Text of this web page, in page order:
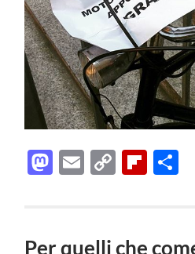
Mastodon
EmailCopy
Per quelli che